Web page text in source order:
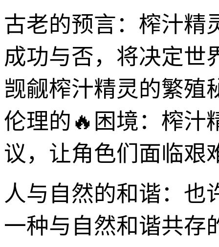
古老的预言：榨汁精
成功与否，将决定世
觊觎榨汁精灵的繁殖
伦理的🔥困境：榨汁
议，让角色们面临艰
人与自然的和谐：也
一种与自然和谐共存